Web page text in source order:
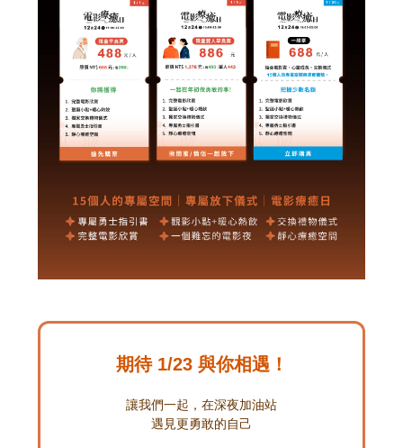
期待 1/23 與你相遇！
讓我們一起，在深夜加油站
遇見更勇敢的自己